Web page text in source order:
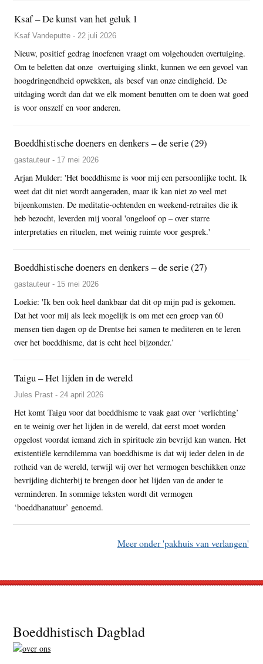
Ksaf – De kunst van het geluk 1
Ksaf Vandeputte - 22 juli 2026
Nieuw, positief gedrag inoefenen vraagt om volgehouden overtuiging.
Om te beletten dat onze overtuiging slinkt, kunnen we een gevoel van
hoogdringendheid opwekken, als besef van onze eindigheid. De
uitdaging wordt dan dat we elk moment benutten om te doen wat goed
is voor onszelf en voor anderen.
Boeddhistische doeners en denkers – de serie (29)
gastauteur - 17 mei 2026
Arjan Mulder: 'Het boeddhisme is voor mij een persoonlijke tocht. Ik
weet dat dit niet wordt aangeraden, maar ik kan niet zo veel met
bijeenkomsten. De meditatie-ochtenden en weekend-retraites die ik
heb bezocht, leverden mij vooral 'ongeloof op – over starre
interpretaties en rituelen, met weinig ruimte voor gesprek.'
Boeddhistische doeners en denkers – de serie (27)
gastauteur - 15 mei 2026
Loekie: 'Ik ben ook heel dankbaar dat dit op mijn pad is gekomen.
Dat het voor mij als leek mogelijk is om met een groep van 60
mensen tien dagen op de Drentse hei samen te mediteren en te leren
over het boeddhisme, dat is echt heel bijzonder.’
Taigu – Het lijden in de wereld
Jules Prast - 24 april 2026
Het komt Taigu voor dat boeddhisme te vaak gaat over ‘verlichting’
en te weinig over het lijden in de wereld, dat eerst moet worden
opgelost voordat iemand zich in spirituele zin bevrijd kan wanen. Het
existentiële kerndilemma van boeddhisme is dat wij ieder delen in de
rotheid van de wereld, terwijl wij over het vermogen beschikken onze
bevrijding dichterbij te brengen door het lijden van de ander te
verminderen. In sommige teksten wordt dit vermogen
‘boeddhanatuur’ genoemd.
Meer onder 'pakhuis van verlangen'
Footer
Boeddhistisch Dagblad